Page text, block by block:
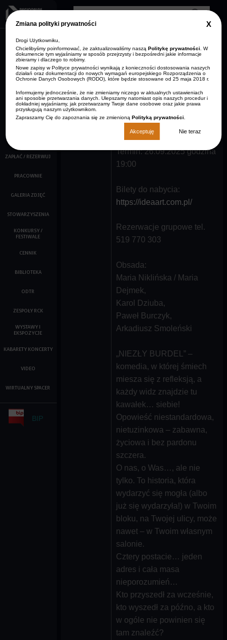
Zmiana polityki prywatności
Drogi Użytkowniku,
Chcielibyśmy poinformować, że zaktualizowaliśmy nasząPolitykę prywatności
. W
dokumencie tym wyjaśniamy w sposób przejrzysty i bezpośredni jakie informacje
zbieramy i dlaczego to robimy.
Nowe zapisy w Polityce prywatności wynikają z konieczności dostosowania naszych
działań oraz dokumentacji do nowych wymagań europejskiego Rozporządzenia o
Ochronie Danych Osobowych (RODO), które będzie stosowane od 25 maja 2018 r.
Informujemy jednocześnie, że nie zmieniamy niczego w aktualnych ustawieniach
ani sposobie przetwarzania danych. Ulepszamy natomiast opis naszych procedur i
dokładniej wyjaśniamy, jak przetwarzamy Twoje dane osobowe oraz jakie prawa
przysługują naszym użytkownikom.
Zapraszamy Cię do zapoznania się ze zmienionąPolityką prywatności
Akceptuję Nie teraz
Close
AKTUALNOŚCI
ARCHIWUM
AKTUALNOŚCI
O NAS
KALENDARZ IMPREZ
FILMY
ZAPŁAĆ / REZERWUJ
PRACOWNIE
GALERIA ZDJĘĆ
STOWARZYSZENIA
KONKURSY /
FESTIWALE
CENNIK
BIBLIOTEKA
ODTR
ZESPOŁY RCK
WYSTAWY I
EKSPOZYCJE
KABARETY KONCERTY
VIDEO
WIRTUALNY SPACER
BIP
KONTAKT
czcionki
"NIEZŁY
BURDEL"
Termin: 26.09.2025 godzina
19:00
Bilety do nabycia:
https://ideaart.com.pl/
Rezerwacje grupowe tel.
519 770 303
Obsada:
Maria Niklińska / Maria
Dejmek,
Karol Dziuba,
Paweł Burczyk,
Arkadiusz Smoleński
„NIEZŁY BURDEL” –
komedia, w której śmiech
miesza się z refleksją, a
każdy widz znajdzie tu
kawałek… siebie!
Opowieść niestandardowa,
nietuzinkowa – zabawna,
życiowa i bez pardonu
szczera.
O nas, o Was…, ale nie
tylko. To historia, która
wydarzyć się mogła (albo
już się wydarzyła!) w Twoim
bloku, na Twojej ulicy, może
nawet – w Twoim własnym
salonie.
Cztery postacie… jeden
adres i cała masa
nieporozumień…
Kto przyszedł za wcześnie,
kto wyszedł za późno, a kto
w ogóle nie powinien się
tam znaleźć?